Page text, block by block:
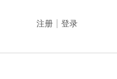
注册 登录